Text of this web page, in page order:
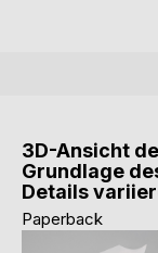
3D-Ansicht
Grundlage
Details
Paperback